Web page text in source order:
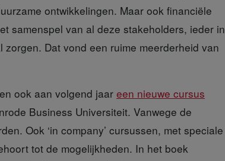
ontwikkelingen. Maar ook financiële
samenspel van al deze stakeholders, ieder in
Dat vond een ruime meerderheid van
ook aan volgend jaareen nieuwe cursus
Business Universiteit. Vanwege de
Ook ‘in company’ cursussen, met speciale
tot de mogelijkheden. In het boek